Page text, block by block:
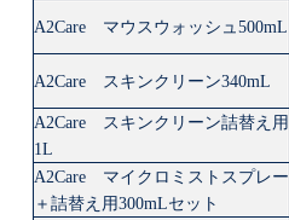
A2Care マウスウォッシュ500mL
A2Care スキンクリーン340mL
A2Care スキンクリーン詰替え用
1L
A2Care マイクロミストスプレー
＋詰替え用300mLセット